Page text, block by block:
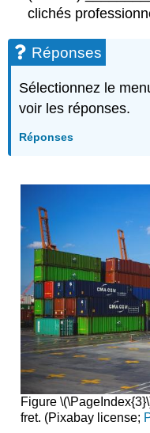
clichés
Réponses
Sélectionnez le
voir les réponses.
Réponses
Figure
fret. (Pixabay license;